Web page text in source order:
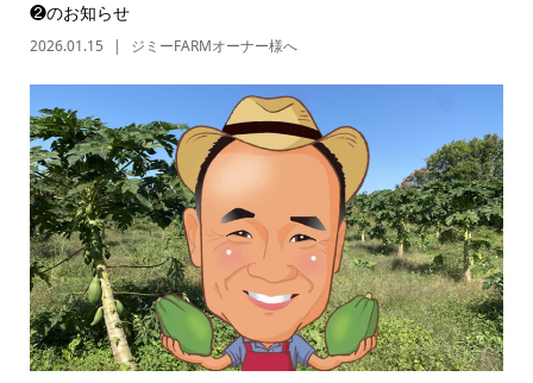
❷のお知らせ
2026.01.15 ジミーFARMオーナー様へ